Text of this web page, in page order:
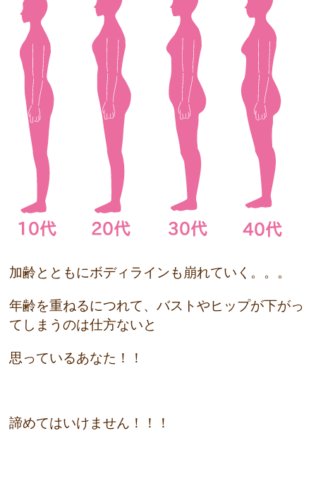
加齢とともにボディラインも崩れていく。。。
年齢を重ねるにつれて、バストやヒップが下がっ
てしまうのは仕方ないと
思っているあなた！！
諦めてはいけません！！！